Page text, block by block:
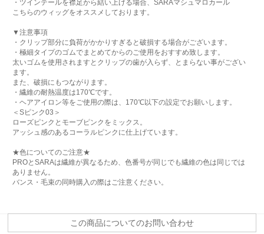
・ツインテールを襟足から結い上げる場合、SARAマシュマロカール
こちらのウィッグをオススメしております。
▼注意事項
・クリップ部分に負荷がかかりすぎると破損する場合がございます。
・極細タイプのゴムでまとめてからのご使用をおすすめ致します。
太いゴムを使用されますとクリップの歯が入らず、とまらない事がござい
ます。
また、破損にもつながります。
・繊維の耐熱温度は170℃です。
・ヘアアイロン等をご使用の際は、170℃以下の設定でお願いします。
＜Sピンク03＞
ローズピンクとモーブピンクをミックス。
アッシュ感のあるコーラルピンクに仕上げています。
★色についてのご注意★
PROとSARAは繊維が異なるため、色番号が同じでも繊維の色は同じでは
ありません。
バンス・毛束の同時購入の際はご注意ください。
この商品についてのお問い合わせ